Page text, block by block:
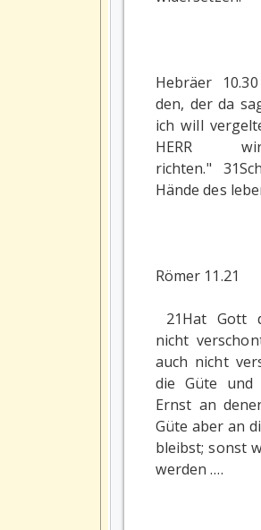
Hebräer
den, der da
ich will
HERR
richten."
Hände des
Römer 11.21
21Hat Gott
nicht
auch nicht
die Güte und
Ernst an
Güte aber an
bleibst; sonst
werden .…